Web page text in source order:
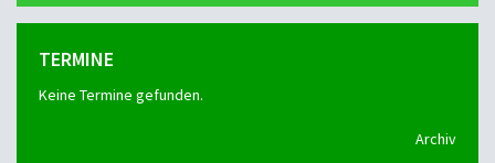
TERMINE
Keine Termine gefunden.
Archiv